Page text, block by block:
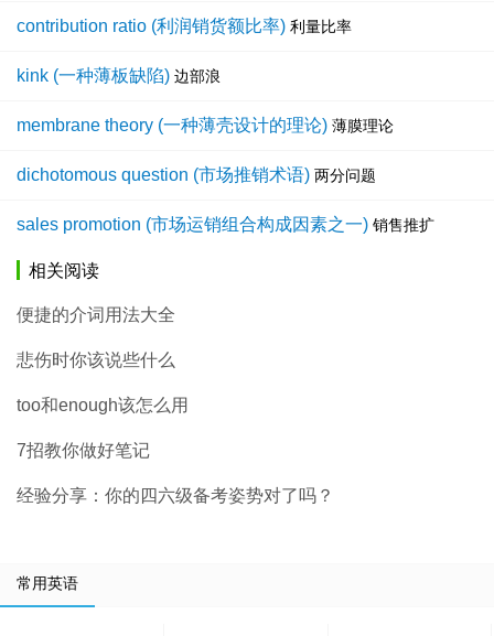
contribution ratio (利润销货额比率) 利量比率
kink (一种薄板缺陷) 边部浪
membrane theory (一种薄壳设计的理论) 薄膜理论
dichotomous question (市场推销术语) 两分问题
sales promotion (市场运销组合构成因素之一) 销售推扩
相关阅读
便捷的介词用法大全
悲伤时你该说些什么
too和enough该怎么用
7招教你做好笔记
经验分享：你的四六级备考姿势对了吗？
常用英语